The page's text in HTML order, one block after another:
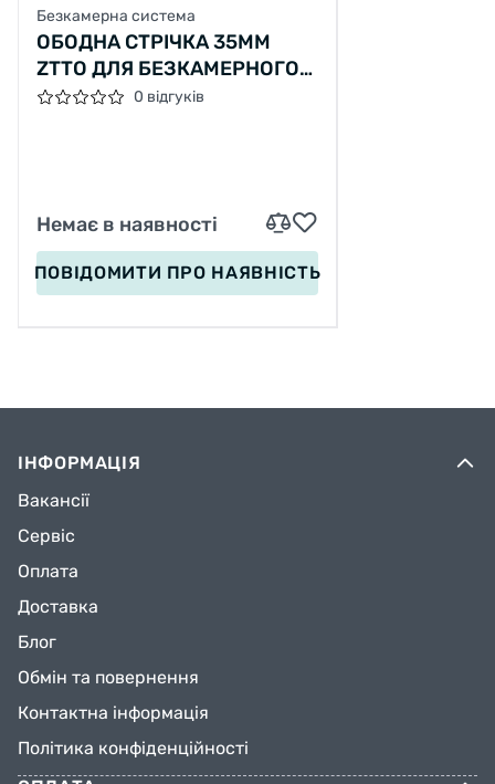
Безкамерна система
ОБОДНА СТРІЧКА 35ММ
ZTTO ДЛЯ БЕЗКАМЕРНОГО
КОЛЕСА 10М0 відгуків
Немає в наявності
ПОВІДОМИТИ ПРО НАЯВНІСТЬ
ІНФОРМАЦІЯ
Вакансії
Сервіс
Оплата
Доставка
Блог
Обмін та повернення
Контактна інформація
Політика конфіденційності